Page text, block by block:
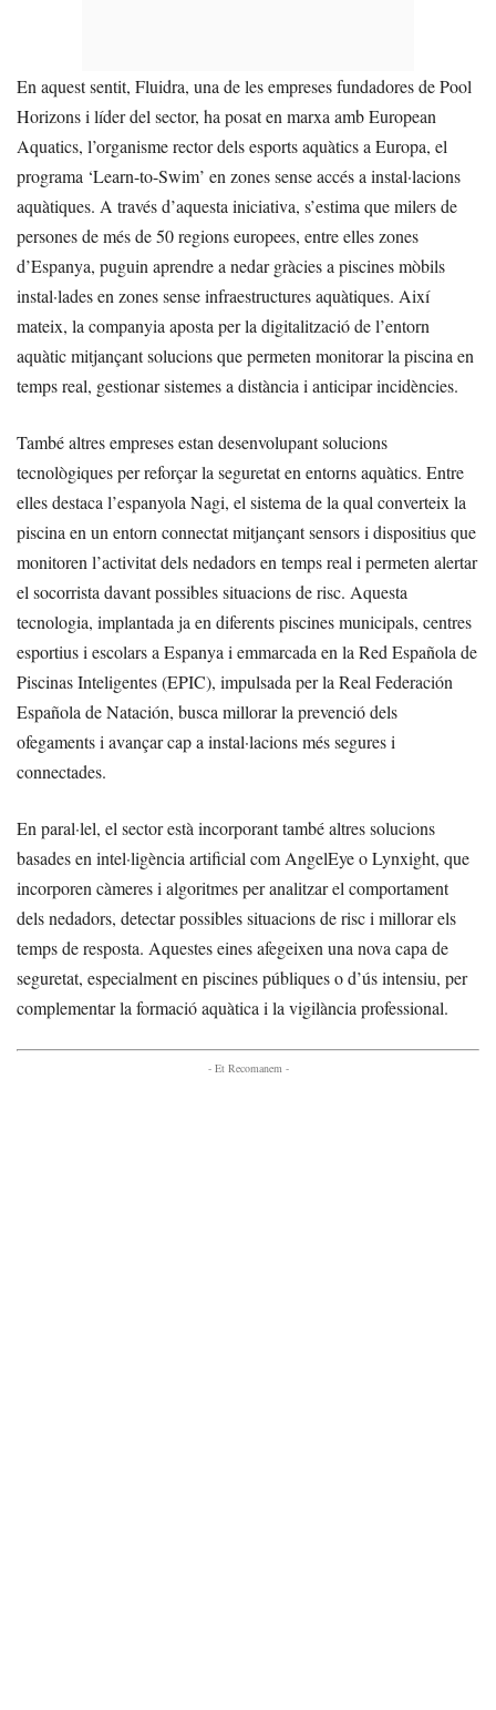
En aquest sentit, Fluidra, una de les empreses fundadores de Pool
Horizons i líder del sector, ha posat en marxa amb European
Aquatics, l’organisme rector dels esports aquàtics a Europa, el
programa ‘Learn-to-Swim’ en zones sense accés a instal·lacions
aquàtiques. A través d’aquesta iniciativa, s’estima que milers de
persones de més de 50 regions europees, entre elles zones
d’Espanya, puguin aprendre a nedar gràcies a piscines mòbils
instal·lades en zones sense infraestructures aquàtiques. Així
mateix, la companyia aposta per la digitalització de l’entorn
aquàtic mitjançant solucions que permeten monitorar la piscina en
temps real, gestionar sistemes a distància i anticipar incidències.
També altres empreses estan desenvolupant solucions
tecnològiques per reforçar la seguretat en entorns aquàtics. Entre
elles destaca l’espanyola Nagi, el sistema de la qual converteix la
piscina en un entorn connectat mitjançant sensors i dispositius que
monitoren l’activitat dels nedadors en temps real i permeten alertar
el socorrista davant possibles situacions de risc. Aquesta
tecnologia, implantada ja en diferents piscines municipals, centres
esportius i escolars a Espanya i emmarcada en la Red Española de
Piscinas Inteligentes (EPIC), impulsada per la Real Federación
Española de Natación, busca millorar la prevenció dels
ofegaments i avançar cap a instal·lacions més segures i
connectades.
En paral·lel, el sector està incorporant també altres solucions
basades en intel·ligència artificial com AngelEye o Lynxight, que
incorporen càmeres i algoritmes per analitzar el comportament
dels nedadors, detectar possibles situacions de risc i millorar els
temps de resposta. Aquestes eines afegeixen una nova capa de
seguretat, especialment en piscines públiques o d’ús intensiu, per
complementar la formació aquàtica i la vigilància professional.
- Et Recomanem -